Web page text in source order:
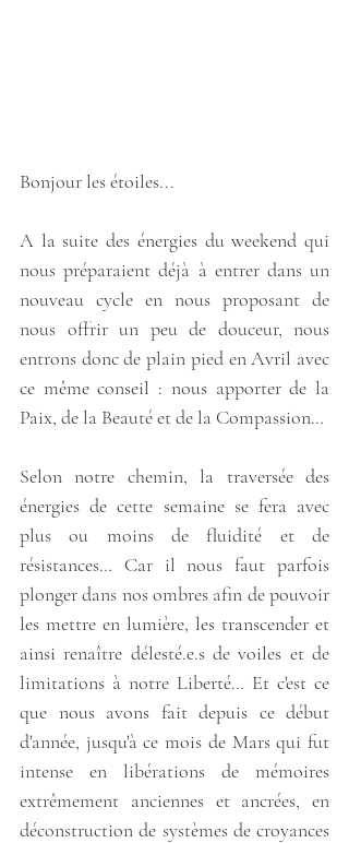
Bonjour les étoiles...
A la suite des énergies du weekend qui
nous préparaient déjà à entrer dans un
nouveau cycle en nous proposant de
nous offrir un peu de douceur, nous
entrons donc de plain pied en Avril avec
ce même conseil : nous apporter de la
Paix, de la Beauté et de la Compassion…
Selon notre chemin, la traversée des
énergies de cette semaine se fera avec
plus ou moins de fluidité et de
résistances… Car il nous faut parfois
plonger dans nos ombres afin de pouvoir
les mettre en lumière, les transcender et
ainsi renaître délesté.e.s de voiles et de
limitations à notre Liberté… Et c'est ce
que nous avons fait depuis ce début
d'année, jusqu'à ce mois de Mars qui fut
intense en libérations de mémoires
extrêmement anciennes et ancrées, en
déconstruction de systèmes de croyances